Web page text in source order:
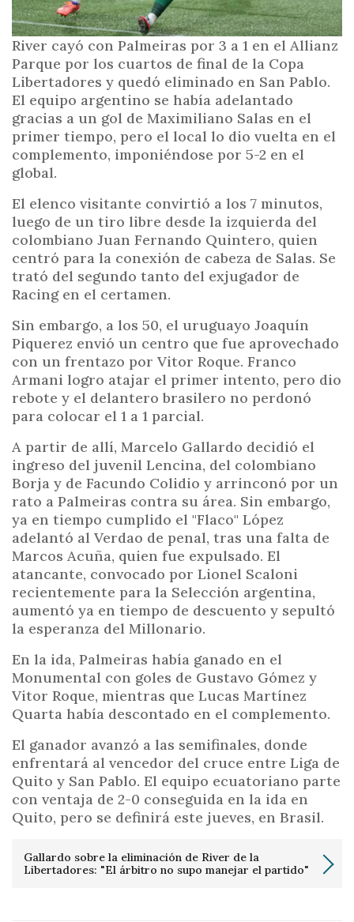
River cayó con Palmeiras por 3 a 1 en el Allianz
Parque por los cuartos de final de la Copa
Libertadores y quedó eliminado en San Pablo.
El equipo argentino se había adelantado
gracias a un gol de Maximiliano Salas en el
primer tiempo, pero el local lo dio vuelta en el
complemento, imponiéndose por 5-2 en el
global.
El elenco visitante convirtió a los 7 minutos,
luego de un tiro libre desde la izquierda del
colombiano Juan Fernando Quintero, quien
centró para la conexión de cabeza de Salas. Se
trató del segundo tanto del exjugador de
Racing en el certamen.
Sin embargo, a los 50, el uruguayo Joaquín
Piquerez envió un centro que fue aprovechado
con un frentazo por Vitor Roque. Franco
Armani logro atajar el primer intento, pero dio
rebote y el delantero brasilero no perdonó
para colocar el 1 a 1 parcial.
A partir de allí, Marcelo Gallardo decidió el
ingreso del juvenil Lencina, del colombiano
Borja y de Facundo Colidio y arrinconó por un
rato a Palmeiras contra su área. Sin embargo,
ya en tiempo cumplido el "Flaco" López
adelantó al Verdao de penal, tras una falta de
Marcos Acuña, quien fue expulsado. El
atancante, convocado por Lionel Scaloni
recientemente para la Selección argentina,
aumentó ya en tiempo de descuento y sepultó
la esperanza del Millonario.
En la ida, Palmeiras había ganado en el
Monumental con goles de Gustavo Gómez y
Vitor Roque, mientras que Lucas Martínez
Quarta había descontado en el complemento.
El ganador avanzó a las semifinales, donde
enfrentará al vencedor del cruce entre Liga de
Quito y San Pablo. El equipo ecuatoriano parte
con ventaja de 2-0 conseguida en la ida en
Quito, pero se definirá este jueves, en Brasil.
Gallardo sobre la eliminación de River de la
Libertadores: "El árbitro no supo manejar el partido"